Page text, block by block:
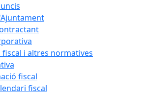
i altres normatives
fiscal
fiscal